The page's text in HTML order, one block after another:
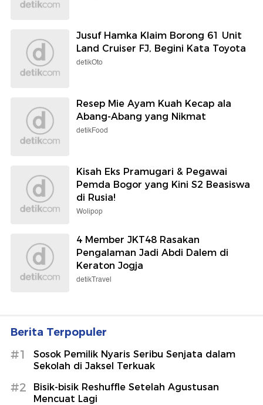
Jusuf Hamka Klaim Borong 61 Unit
Land Cruiser FJ, Begini Kata Toyota
detikOto
Resep Mie Ayam Kuah Kecap ala
Abang-Abang yang Nikmat
detikFood
Kisah Eks Pramugari & Pegawai
Pemda Bogor yang Kini S2 Beasiswa
di Rusia!
Wolipop
4 Member JKT48 Rasakan
Pengalaman Jadi Abdi Dalem di
Keraton Jogja
detikTravel
Berita Terpopuler
#1
Sosok Pemilik Nyaris Seribu Senjata dalam
Sekolah di Jaksel Terkuak
#2
Bisik-bisik Reshuffle Setelah Agustusan
Mencuat Lagi